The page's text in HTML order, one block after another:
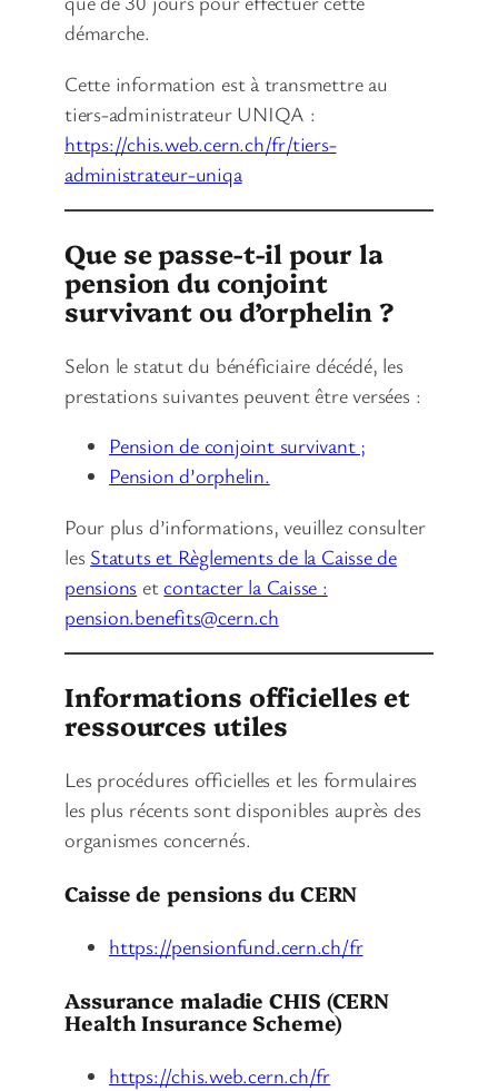
démarche.
Cette information est à transmettre au
tiers-administrateur UNIQA :
https://chis.web.cern.ch/fr/tiers-
administrateur-uniqa
Que se passe-t-il pour la
pension du conjoint
survivant ou d’orphelin ?
Selon le statut du bénéficiaire décédé, les
prestations suivantes peuvent être versées :
Pension de conjoint survivant ;
Pension d’orphelin.
Pour plus d’informations, veuillez consulter
les Statuts et Règlements de la Caisse de
pensions etcontacter la Caisse :
pension.benefits@cern.ch
Informations officielles et
ressources utiles
Les procédures officielles et les formulaires
les plus récents sont disponibles auprès des
organismes concernés.
Caisse de pensions du CERN
https://pensionfund.cern.ch/fr
Assurance maladie CHIS (CERN
Health Insurance Scheme)
https://chis.web.cern.ch/fr